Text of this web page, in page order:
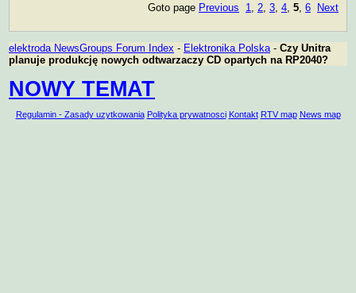
Goto page Previous 1 2 3 4 5 6 Next
elektroda NewsGroups Forum Index - Elektronika Polska- Czy Unitra
planuje produkcję nowych odtwarzaczy CD opartych na RP2040?
NOWY TEMAT
Regulamin - Zasady uzytkowania Polityka prywatnosci Kontakt RTV map News map